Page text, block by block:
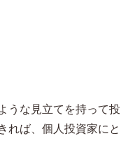
うな見立てを持って投
れば、個人投資家にと